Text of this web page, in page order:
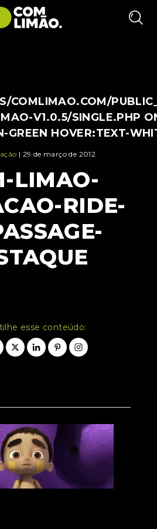
COMLIMAO.COM/
V1.0.5/SINGLE.PHP
GREEN HOVER:TEXT-
| 29 de março de 2012
LIMAO-
RIDE-
esse conteúdo: